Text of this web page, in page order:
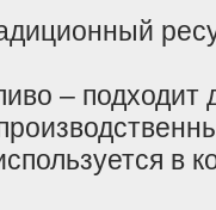
–
в